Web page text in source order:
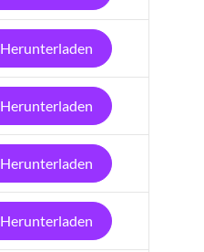
Herunterladen
Herunterladen
Herunterladen
Herunterladen